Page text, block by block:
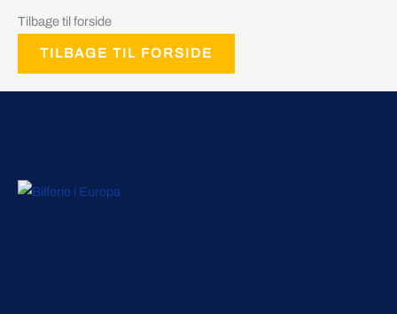
Tilbage til forside
TILBAGE TIL FORSIDE